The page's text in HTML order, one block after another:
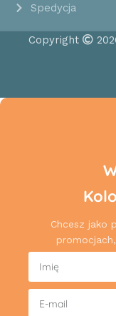
Spedycja
Copyright
Chcesz jako